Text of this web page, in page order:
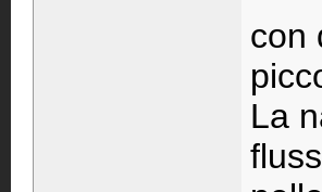
con
La